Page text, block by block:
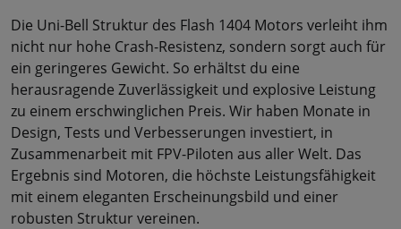
Die Uni-Bell Struktur des Flash 1404 Motors verleiht ihm
nicht nur hohe Crash-Resistenz, sondern sorgt auch für
ein geringeres Gewicht. So erhältst du eine
herausragende Zuverlässigkeit und explosive Leistung
zu einem erschwinglichen Preis. Wir haben Monate in
Design, Tests und Verbesserungen investiert, in
Zusammenarbeit mit FPV-Piloten aus aller Welt. Das
Ergebnis sind Motoren, die höchste Leistungsfähigkeit
mit einem eleganten Erscheinungsbild und einer
robusten Struktur vereinen.